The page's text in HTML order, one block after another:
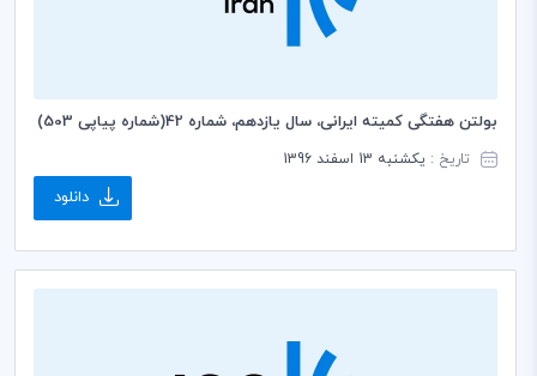
بولتن هفتگی کمیته ایرانی، سال یازدهم، شماره 42(شماره پیاپی 503)
تاریخ : یکشنبه 13 اسفند 1396
دانلود